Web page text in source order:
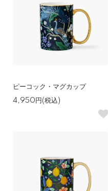
ピーコック・マグカップ
4,950円(税込)